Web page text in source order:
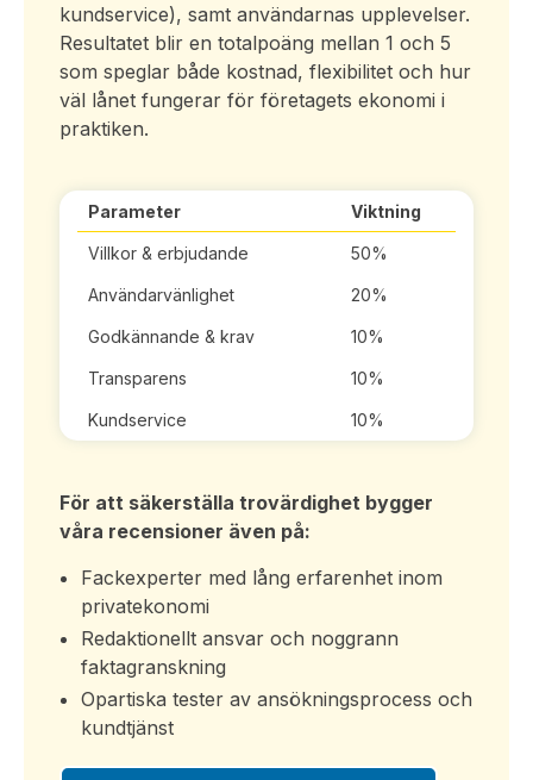
kundservice), samt användarnas upplevelser.
Resultatet blir en totalpoäng mellan 1 och 5
som speglar både kostnad, flexibilitet och hur
väl lånet fungerar för företagets ekonomi i
praktiken.
Parameter Viktning
Villkor & erbjudande 50%
Användarvänlighet 20%
Godkännande & krav 10%
Transparens 10%
Kundservice 10%
För att säkerställa trovärdighet bygger
våra recensioner även på:
Fackexperter med lång erfarenhet inom
privatekonomi
Redaktionellt ansvar och noggrann
faktagranskning
Opartiska tester av ansökningsprocess och
kundtjänst